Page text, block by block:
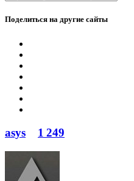
Поделиться на другие сайты
asys 1 249